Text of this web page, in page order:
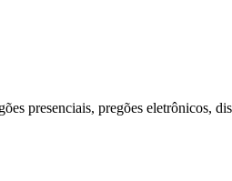
presenciais, pregões eletrônicos,